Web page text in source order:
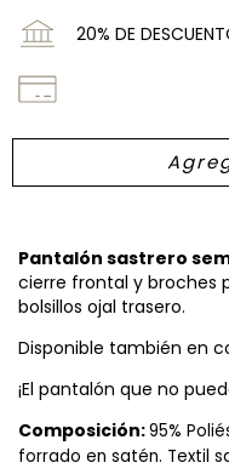
20% DE
Pantalón sastrero
cierre frontal y broches
bolsillos ojal trasero.
Disponible también en
¡El pantalón que no
Composición:95%
forrado en satén. Textil